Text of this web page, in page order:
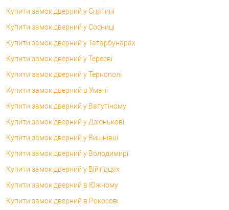
Купити замок дверний у Снятині
Купити замок дверний у Сосниці
Купити замок дверний у Татарбунарах
Купити замок дверний у Тересві
Купити замок дверний у Тернополі
Купити замок дверний в Умані
Купити замок дверний у Ватутіному
Купити замок дверний у Дзюнькові
Купити замок дверний у Вишнівці
Купити замок дверний у Володимирі
Купити замок дверний у Війтівцях
Купити замок дверний в Южному
Купити замок дверний в Рокосові